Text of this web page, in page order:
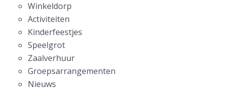
Winkeldorp
Activiteiten
Kinderfeestjes
Speelgrot
Zaalverhuur
Groepsarrangementen
Nieuws